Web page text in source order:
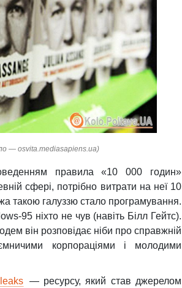
— osvita.mediasapiens.ua)
правила «10 000 годин»
сфері, потрібно витрати на неї 10
такою галуззю стало програмування.
95 ніхто не чув (навіть Білл Гейтс).
він розповідає ніби про справжній
корпораціями і молодими
— ресурсу, який став джерелом